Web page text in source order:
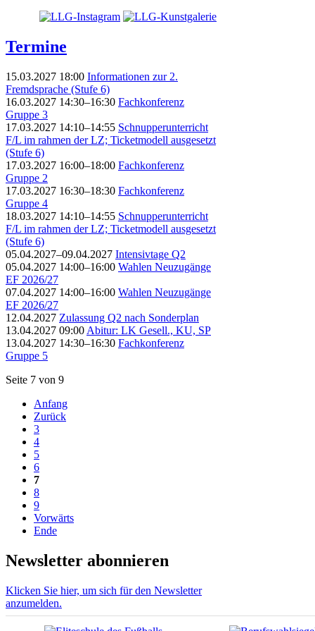
Termine
15.03.2027 18:00 Informationen zur 2.
Fremdsprache (Stufe 6)
16.03.2027 14:30–16:30 Fachkonferenz
Gruppe 3
17.03.2027 14:10–14:55 Schnupperunterricht
F/L im rahmen der LZ; Ticketmodell ausgesetzt
(Stufe 6)
17.03.2027 16:00–18:00 Fachkonferenz
Gruppe 2
17.03.2027 16:30–18:30 Fachkonferenz
Gruppe 4
18.03.2027 14:10–14:55 Schnupperunterricht
F/L im rahmen der LZ; Ticketmodell ausgesetzt
(Stufe 6)
05.04.2027–09.04.2027 Intensivtage Q2
05.04.2027 14:00–16:00 Wahlen Neuzugänge
EF 2026/27
07.04.2027 14:00–16:00 Wahlen Neuzugänge
EF 2026/27
12.04.2027 Zulassung Q2 nach Sonderplan
13.04.2027 09:00 Abitur: LK Gesell., KU, SP
13.04.2027 14:30–16:30 Fachkonferenz
Gruppe 5
Seite 7 von 9
Anfang
Zurück
3
4
5
6
7
8
9
Vorwärts
Ende
Newsletter abonnieren
Klicken Sie hier, um sich für den Newsletter
anzumelden.